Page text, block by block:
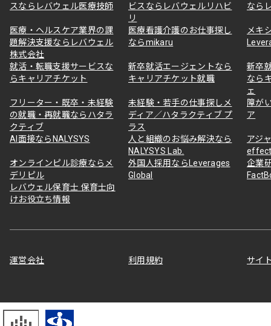
スならレバウェル医療技師
ビスならレバウェルリハビ
リ
なら
医療・ヘルスケア業界の課
題解決支援ならレバウェル
株式会社
医療看護介護のお仕事探し
ならmikaru
メキ
就活・転職支援サービスな
らキャリアチケット
新卒就活エージェントなら
キャリアチケット就職
新卒
なら
ェ
フリーター・既卒・未経験
の就職・再就職ならハタラ
クティブ
未経験・若手の仕事探しメ
ディア／ハタラクティブ プ
ラス
障が
ア
AI面接ならNALYSYS
人と組織のお悩み解決なら
NALYSYS Lab.
アジ
オンラインピル診療ならメ
デリピル
外国人採用ならLeverages
Global
企業
レバウェル保育士 保育士向
けお役立ち情報
運営会社 利用規約 サイ